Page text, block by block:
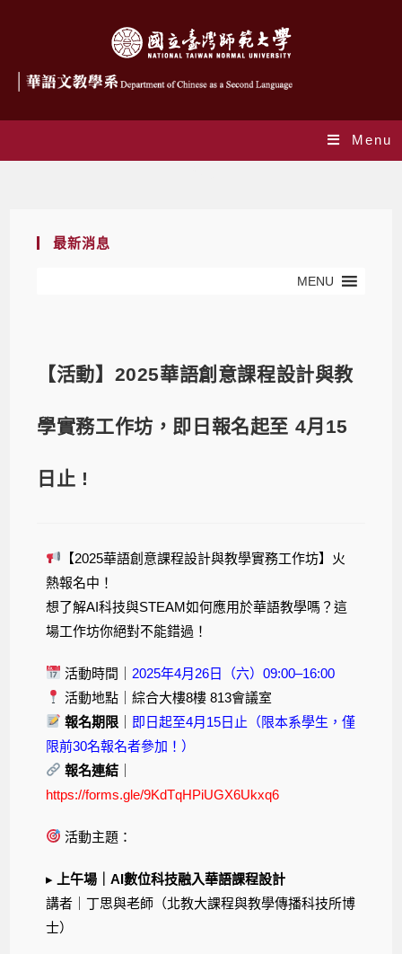
Menu
最新消息
MENU
【活動】2025華語創意課程設計與教
學實務工作坊，即日報名起至 4月15
日止 !
【2025華語創意課程設計與教學實務工作坊】火
熱報名中！
想了解AI科技與STEAM如何應用於華語教學嗎？這
場工作坊你絕對不能錯過！
活動時間｜ 2025年4月26日（六）09:00–16:00
活動地點｜綜合大樓8樓 813會議室
報名期限
即日起至4月15日止（限本系學生，僅
限前30名報名者參加！）
報名連結
https://forms.gle/9KdTqHPiUGX6Ukxq6
活動主題：
▸
上午場｜AI數位科技融入華語課程設計
講者｜丁思與老師（北教大課程與教學傳播科技所博
士）